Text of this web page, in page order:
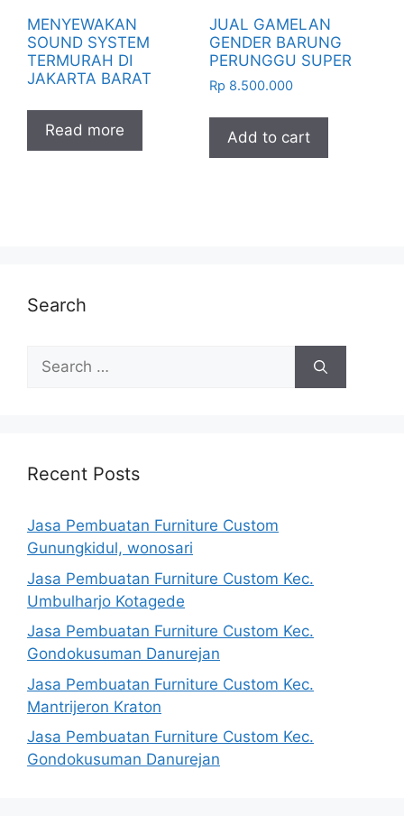
MENYEWAKAN
SOUND SYSTEM
TERMURAH DI
JAKARTA BARAT
Read more
JUAL GAMELAN
GENDER BARUNG
PERUNGGU SUPER
Rp 8.500.000
Add to cart
Search
Search
for:
Recent Posts
Jasa Pembuatan Furniture Custom
Gunungkidul, wonosari
Jasa Pembuatan Furniture Custom Kec.
Umbulharjo Kotagede
Jasa Pembuatan Furniture Custom Kec.
Gondokusuman Danurejan
Jasa Pembuatan Furniture Custom Kec.
Mantrijeron Kraton
Jasa Pembuatan Furniture Custom Kec.
Gondokusuman Danurejan